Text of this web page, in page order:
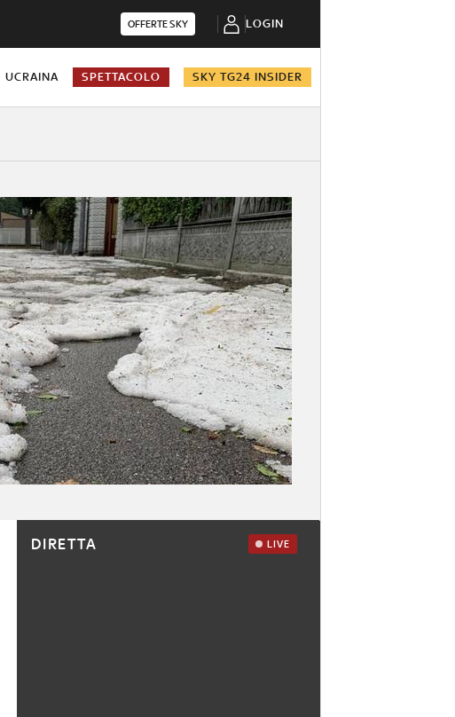
OFFERTE SKY LOGIN
UCRAINA SPETTACOLO SKY TG24 INSIDER
DIRETTA LIVE